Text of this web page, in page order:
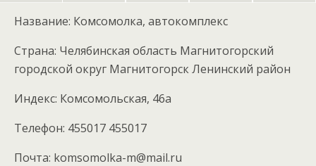
Название: Комсомолка, автокомплекс
Страна: Челябинская область Магнитогорский
городской округ Магнитогорск Ленинский район
Индекс: Комсомольская, 46а
Телефон: 455017 455017
Почта: komsomolka-m@mail.ru